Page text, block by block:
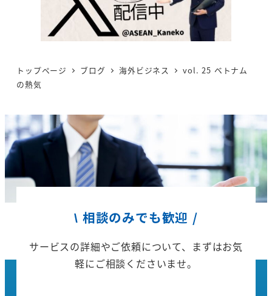
トップページ ブログ 海外ビジネス
vol. 25 ベトナム
の熱気
\ 相談のみでも歓迎 /
サービスの詳細やご依頼について、
まずはお気
軽にご相談くださいませ。